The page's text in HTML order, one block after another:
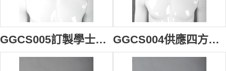
GGCS005訂製學士帽帽穗 個人設計畢業帽流蘇 來樣訂造碩士帽帽穗 畢業帽流蘇製造商 GGCS004供應四方帽帽穗 製作學士帽帽穗 大量製作團體畢業帽流蘇 畢業帽流蘇供應商